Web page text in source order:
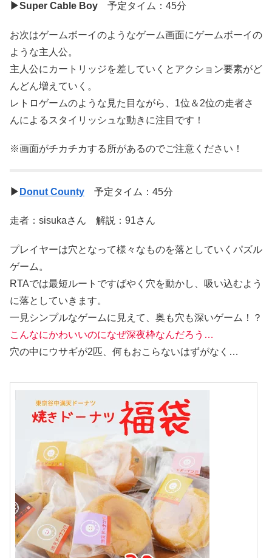
▶Super Cable Boy 予定タイム：45分
お次はゲームボーイのようなゲーム画面にゲームボーイの
ような主人公。
主人公にカートリッジを差していくとアクション要素がど
んどん増えていく。
レトロゲームのような見た目ながら、1位＆2位の走者さ
んによるスタイリッシュな動きに注目です！
※画面がチカチカする所があるのでご注意ください！
▶ Donut County 予定タイム：45分
走者：sisukaさん 解説：91さん
プレイヤーは穴となって様々なものを落としていくパズル
ゲーム。
RTAでは最短ルートですばやく穴を動かし、吸い込むよう
に落としていきます。
一見シンプルなゲームに見えて、奥も穴も深いゲーム！？
こんなにかわいいのになぜ深夜枠なんだろう…
穴の中にウサギが2匹、何もおこらないはずがなく…